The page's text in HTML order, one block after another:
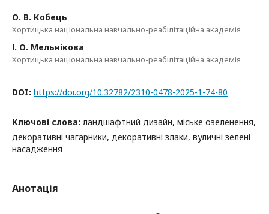
О. В. Кобець
Хортицька національна навчально-реабілітаційна академія
І. О. Мельнікова
Хортицька національна навчально-реабілітаційна академія
DOI: https://doi.org/10.32782/2310-0478-2025-1-74-80
Ключові слова: ландшафтний дизайн, міське озеленення,
декоративні чагарники, декоративні злаки, вуличні зелені
насадження
Анотація